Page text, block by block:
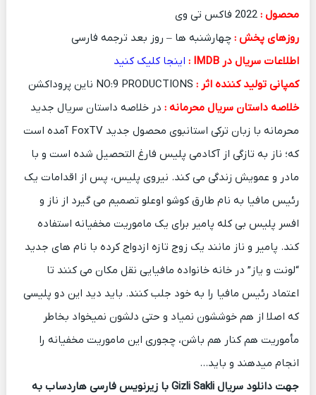
محصول :2022 فاکس تی وی
روزهای پخش :چهارشنبه ها – روز بعد ترجمه فارسی
اطلاعات سریال در IMDB :
اینجا کلیک کنید
کمپانی تولید کننده اثر :NO:9 PRODUCTIONS ناین پروداکشن
خلاصه داستان سریال محرمانه :در خلاصه داستان سریال جدید
محرمانه با زبان ترکی استانبوی محصول جدید FoxTV آمده است
که؛ ناز به تازگی از آکادمی پلیس فارغ التحصیل شده است و با
مادر و عمویش زندگی می کند. نیروی پلیس، پس از اقدامات یک
رئیس مافیا به نام طارق کوشو اوعلو تصمیم می گیرد از ناز و
افسر پلیس بی کله پامیر برای یک ماموریت مخفیانه استفاده
کند. پامیر و ناز مانند یک زوج تازه ازدواج کرده با نام های جدید
“لونت و یاز” در خانه خانواده مافیایی نقل مکان می کنند تا
اعتماد رئیس مافیا را به خود جلب کنند. باید دید این دو پلیسی
که اصلا از هم خوششون نمیاد و حتی دلشون نمیخواد بخاطر
مأموریت هم کنار هم باشن، چجوری این ماموریت مخفیانه را
انجام میدهند و باید…
جهت دانلود سریال Gizli Sakli با زیرنویس فارسی هاردساب به